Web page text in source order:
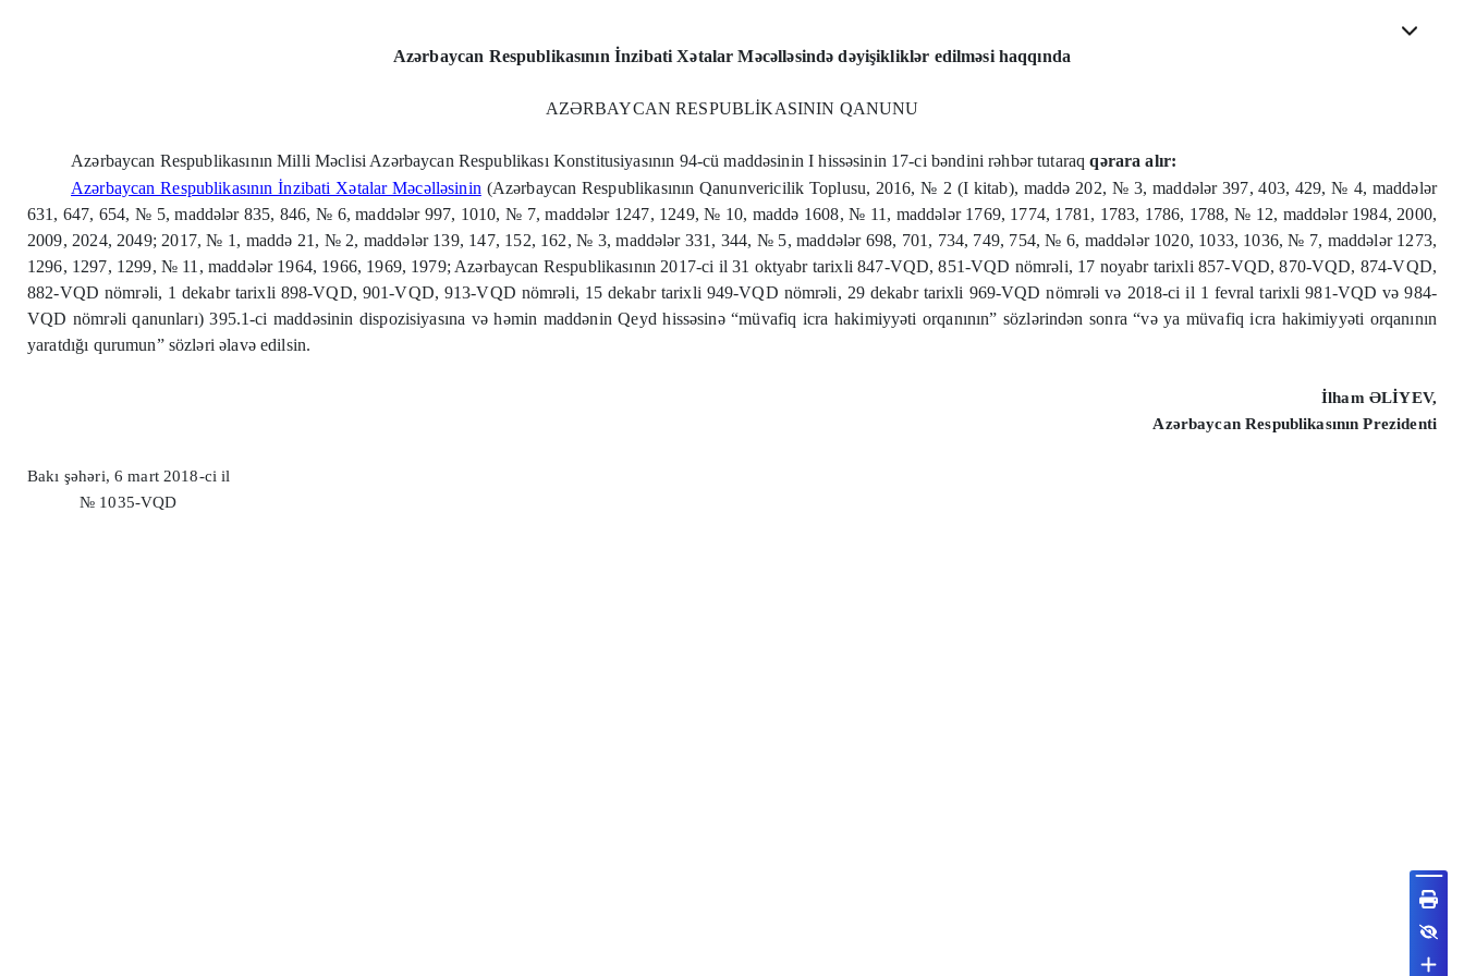
Azərbaycan Respublikasının İnzibati Xətalar Məcəlləsində dəyişikliklər edilməsi haqqında
AZƏRBAYCAN RESPUBLİKASININ QANUNU
Azərbaycan Respublikasının Milli Məclisi Azərbaycan Respublikası Konstitusiyasının 94-cü maddəsinin I hissəsinin 17-ci bəndini rəhbər tutaraqqərara alır:
Azərbaycan Respublikasının İnzibati Xətalar Məcəlləsinin (Azərbaycan Respublikasının Qanunvericilik Toplusu, 2016, № 2 (I kitab), maddə 202, № 3, maddələr 397, 403, 429, № 4, maddələr
631, 647, 654, № 5, maddələr 835, 846, № 6, maddələr 997, 1010, № 7, maddələr 1247, 1249, № 10, maddə 1608, № 11, maddələr 1769, 1774, 1781, 1783, 1786, 1788, № 12, maddələr 1984, 2000,
2009, 2024, 2049; 2017, № 1, maddə 21, № 2, maddələr 139, 147, 152, 162, № 3, maddələr 331, 344, № 5, maddələr 698, 701, 734, 749, 754, № 6, maddələr 1020, 1033, 1036, № 7, maddələr 1273,
1296, 1297, 1299, № 11, maddələr 1964, 1966, 1969, 1979; Azərbaycan Respublikasının 2017-ci il 31 oktyabr tarixli 847-VQD, 851-VQD nömrəli, 17 noyabr tarixli 857-VQD, 870-VQD, 874-VQD,
882-VQD nömrəli, 1 dekabr tarixli 898-VQD, 901-VQD, 913-VQD nömrəli, 15 dekabr tarixli 949-VQD nömrəli, 29 dekabr tarixli 969-VQD nömrəli və 2018-ci il 1 fevral tarixli 981-VQD və 984-
VQD nömrəli qanunları) 395.1-ci maddəsinin dispozisiyasına və həmin maddənin Qeyd hissəsinə “müvafiq icra hakimiyyəti orqanının” sözlərindən sonra “və ya müvafiq icra hakimiyyəti orqanının
yaratdığı qurumun” sözləri əlavə edilsin.
İlham ƏLİYEV,
Azərbaycan Respublikasının Prezidenti
Bakı şəhəri, 6 mart 2018-ci il
№ 1035-VQD